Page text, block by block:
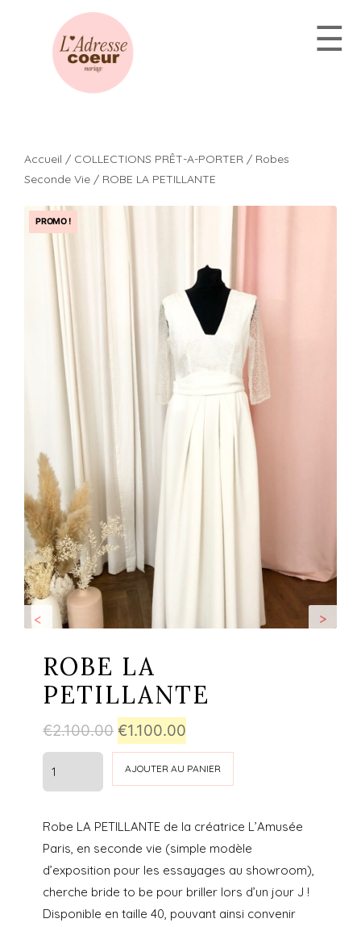
☰
Accueil / COLLECTIONS PRÊT-A-PORTER / Robes
Seconde Vie / ROBE LA PETILLANTE
>
<
PROMO !
ROBE LA
PETILLANTE
€2.100.00 Le
prix
initial
€2.100.00.
€1.100.00
prix
actuel
€1.100.00.
LA
PETILLANTE
AJOUTER AU PANIER
Robe LA PETILLANTE de la créatrice L’Amusée
Paris, en seconde vie (simple modèle
d’exposition pour les essayages au showroom),
cherche bride to be pour briller lors d’un jour J !
Disponible en taille 40, pouvant ainsi convenir